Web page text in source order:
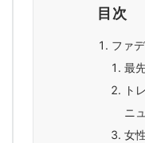
目次
ファ
最
ト
ニ
女